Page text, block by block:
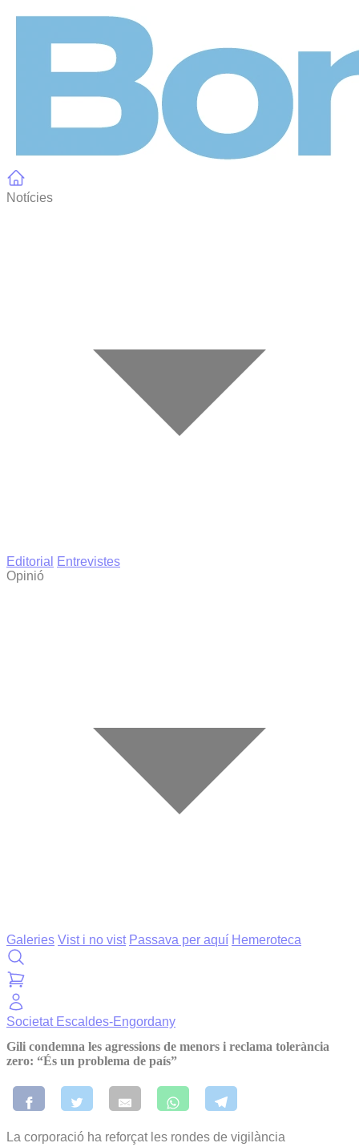
Notícies
Editorial
Entrevistes
Opinió
Galeries Vist i no vist Passava per aquí Hemeroteca
Societat Escaldes-Engordany
Gili condemna les agressions de menors i reclama tolerància
zero: “És un problema de país”
La corporació ha reforçat les rondes de vigilància